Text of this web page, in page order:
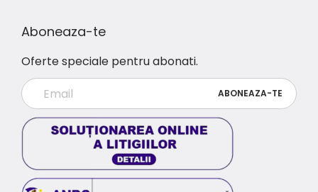
Aboneaza-te
Oferte speciale pentru abonati.